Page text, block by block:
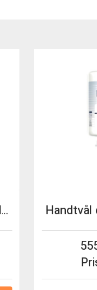
Handtvål mild flytande Tork S4 1000ml 6st/fp